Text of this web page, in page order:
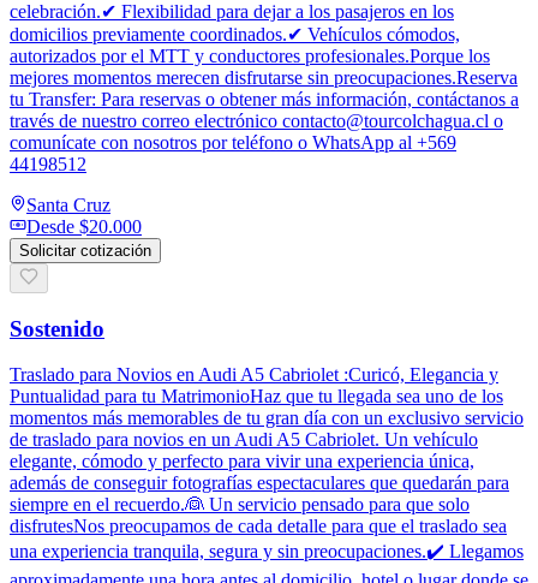
celebración.✔ Flexibilidad para dejar a los pasajeros en los
domicilios previamente coordinados.✔ Vehículos cómodos,
autorizados por el MTT y conductores profesionales.Porque los
mejores momentos merecen disfrutarse sin preocupaciones.Reserva
tu Transfer: Para reservas o obtener más información, contáctanos a
través de nuestro correo electrónico contacto@tourcolchagua.cl o
comunícate con nosotros por teléfono o WhatsApp al +569
44198512
Santa Cruz
Desde $20.000
Solicitar cotización
Sostenido
Traslado para Novios en Audi A5 Cabriolet :Curicó, Elegancia y
Puntualidad para tu MatrimonioHaz que tu llegada sea uno de los
momentos más memorables de tu gran día con un exclusivo servicio
de traslado para novios en un Audi A5 Cabriolet. Un vehículo
elegante, cómodo y perfecto para vivir una experiencia única,
además de conseguir fotografías espectaculares que quedarán para
siempre en el recuerdo.👰 Un servicio pensado para que solo
disfrutesNos preocupamos de cada detalle para que el traslado sea
una experiencia tranquila, segura y sin preocupaciones.✔️ Llegamos